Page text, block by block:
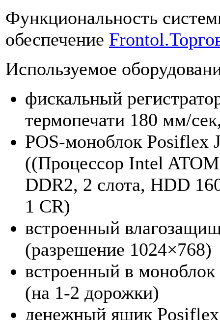
Функциональность
обеспечение
Используемое
фискальный
термопечати 180 мм/
POS-моноблок Posiflex
((Процессор Intel
DDR2, 2 слота, HDD
1 CR)
встроенный
(разрешение 1024×768)
встроенный в
(на 1-2 дорожки)
денежный ящик Posiflex